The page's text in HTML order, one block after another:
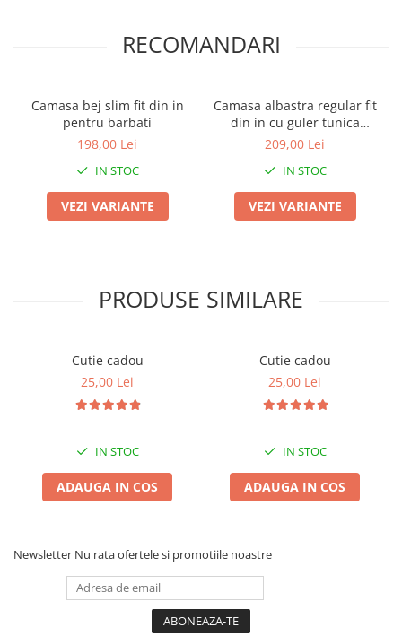
RECOMANDARI
Camasa bej slim fit din in
pentru barbati
198,00 Lei
IN STOC
VEZI VARIANTE
Camasa albastra regular fit
din in cu guler tunica
pentru barbati 2XL
209,00 Lei
IN STOC
VEZI VARIANTE
PRODUSE SIMILARE
Cutie cadou
25,00 Lei
IN STOC
ADAUGA IN COS
Cutie cadou
25,00 Lei
IN STOC
ADAUGA IN COS
Newsletter Nu rata ofertele si promotiile noastre